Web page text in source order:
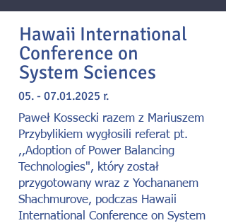
Hawaii International
Conference on
System Sciences
05. - 07.01.2025 r.
Paweł Kossecki razem z Mariuszem
Przybylikiem wygłosili referat pt.
,,Adoption of Power Balancing
Technologies", który został
przygotowany wraz z Yochananem
Shachmurove, podczas Hawaii
International Conference on System